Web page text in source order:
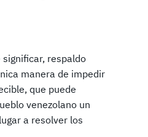
respaldo
manera de impedir
que puede
venezolano un
a resolver los